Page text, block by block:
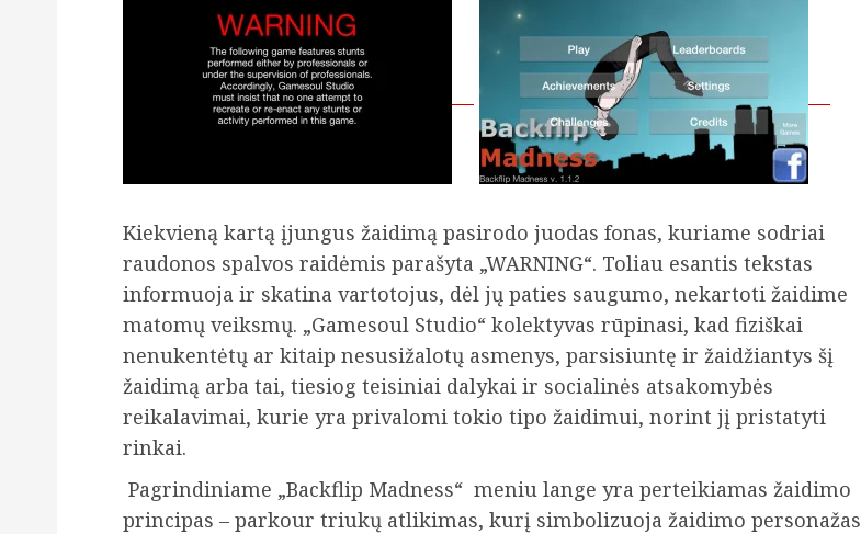
Kiekvieną kartą įjungus žaidimą pasirodo juodas fonas, kuriame sodriai
raudonos spalvos raidėmis parašyta „WARNING“. Toliau esantis tekstas
informuoja ir skatina vartotojus, dėl jų paties saugumo, nekartoti žaidime
matomų veiksmų. „Gamesoul Studio“ kolektyvas rūpinasi, kad fiziškai
nenukentėtų ar kitaip nesusižalotų asmenys, parsisiuntę ir žaidžiantys šį
žaidimą arba tai, tiesiog teisiniai dalykai ir socialinės atsakomybės
reikalavimai, kurie yra privalomi tokio tipo žaidimui, norint jį pristatyti
rinkai.
Pagrindiniame „Backflip Madness“ meniu lange yra perteikiamas žaidimo
principas – parkour triukų atlikimas, kurį simbolizuoja žaidimo personažas